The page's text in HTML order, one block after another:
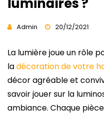
Admin 20/12/2021
La lumière joue un rôle
ladécoration de votre
décor agréable et
savoir jouer sur la
ambiance. Chaque